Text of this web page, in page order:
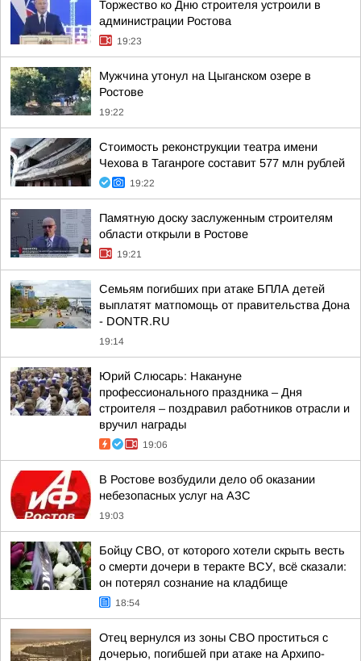
Торжество ко Дню строителя устроили в
администрации Ростова
19:23
Мужчина утонул на Цыганском озере в
Ростове
19:22
Стоимость реконструкции театра имени
Чехова в Таганроге составит 577 млн рублей
19:22
Памятную доску заслуженным строителям
области открыли в Ростове
19:21
Семьям погибших при атаке БПЛА детей
выплатят матпомощь от правительства Дона
- DONTR.RU
19:14
Юрий Слюсарь: Накануне
профессионального праздника – Дня
строителя – поздравил работников отрасли и
вручил награды
19:06
В Ростове возбудили дело об оказании
небезопасных услуг на АЗС
19:03
Бойцу СВО, от которого хотели скрыть весть
о смерти дочери в теракте ВСУ, всё сказали:
он потерял сознание на кладбище
18:54
Отец вернулся из зоны СВО проститься с
дочерью, погибшей при атаке на Архипо-